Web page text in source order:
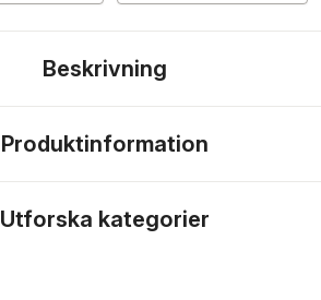
Beskrivning
Produktinformation
Utforska kategorier